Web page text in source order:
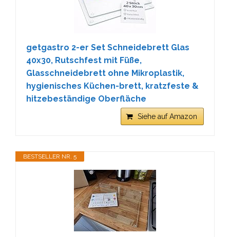
getgastro 2-er Set Schneidebrett Glas
40x30, Rutschfest mit Füße,
Glasschneidebrett ohne Mikroplastik,
hygienisches Küchen-brett, kratzfeste &
hitzebeständige Oberfläche
Siehe auf Amazon
BESTSELLER NR. 5